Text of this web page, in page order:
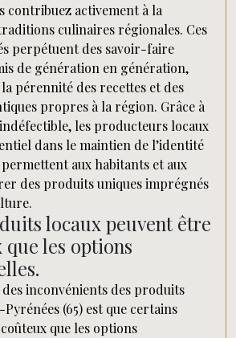
contribuez activement à la
culinaires régionales. Ces
perpétuent des savoir-faire
de génération en génération,
pérennité des recettes et des
propres à la région. Grâce à
les producteurs locaux
dans le maintien de l’identité
aux habitants et aux
des produits uniques imprégnés
locaux peuvent être
les options
inconvénients des produits
(65) est que certains
que les options